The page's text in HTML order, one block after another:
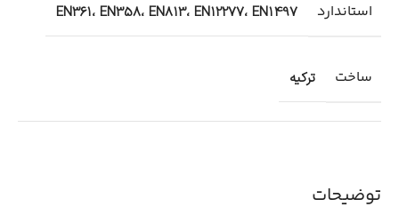
توضیحات
استاندارد EN361، EN358، EN813، EN12277، EN1497
ساخت ترکیه